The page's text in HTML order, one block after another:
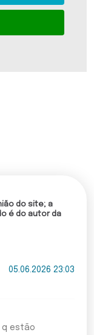
do site; a
é do autor da
05.06.2026 23:03
q estão